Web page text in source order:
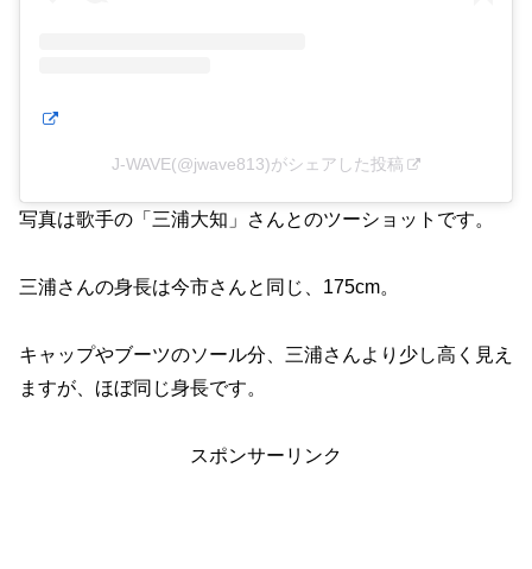
J-WAVE(@jwave813)がシェアした投稿
写真は歌手の「三浦大知」さんとのツーショットです。
三浦さんの身長は今市さんと同じ、175cm。
キャップやブーツのソール分、三浦さんより少し高く見え
ますが、ほぼ同じ身長です。
スポンサーリンク